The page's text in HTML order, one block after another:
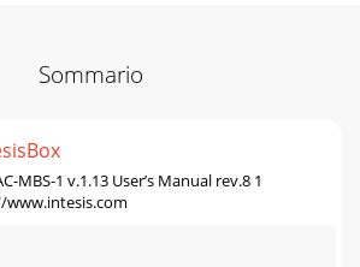
Sommario
MBS-1 v.1.13 User’s Manual rev.8 1